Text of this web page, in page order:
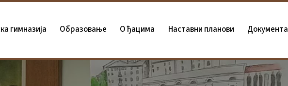
гимназија Oбразовање О ђацима Наставни планови Документа